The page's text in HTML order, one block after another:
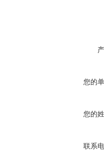
您的
您的
联系